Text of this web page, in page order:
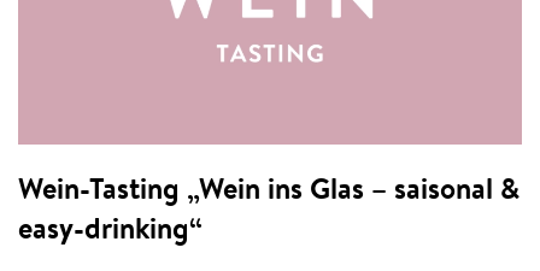
Wein-Tasting „Wein ins Glas – saisonal &
easy-drinking“